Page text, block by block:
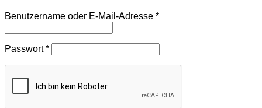
Benutzername oder E-Mail-Adresse *Erforderlich
Passwort*Erforderlich